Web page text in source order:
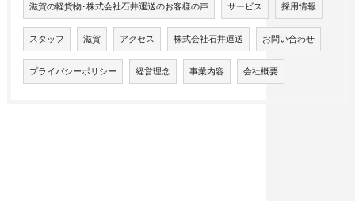
滋賀の軽貨物･株式会社石井運送のお客様の声 サービス 採用情報
スタッフ 滋賀 アクセス 株式会社石井運送 お問い合わせ
プライバシーポリシー 経営理念 事業内容 会社概要